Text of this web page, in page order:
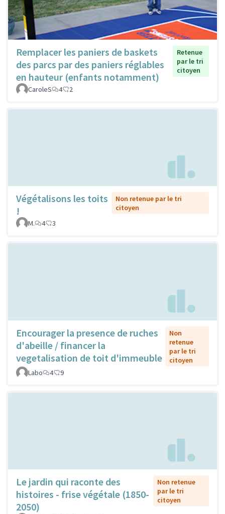
Remplacer les paniers de baskets
des parcs par des paniers réglables
en hauteur (enfants notamment)
Retenue
par le tri
citoyen
CaroleS 4 2
Végétalisons les toits
!
Non retenue par le tri
citoyen
M.
4 3
Encourager la presence de ruches
d'abeille / financer la
vegetalisation de toit d'immeuble
Non
retenue
par le tri
citoyen
Labo
4 9
Le jardin qui raconte des
histoires - frise végétale (1850-
2050)
Non retenue
par le tri
citoyen